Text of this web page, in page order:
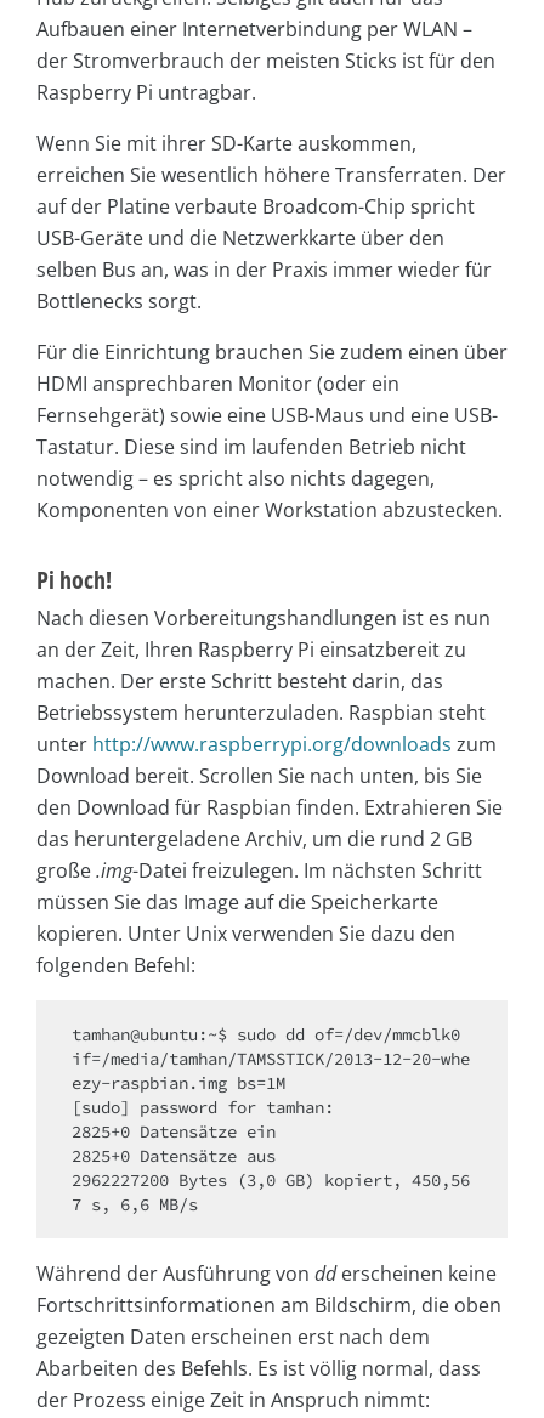
Aufbauen einer Internetverbindung per WLAN –
der Stromverbrauch der meisten Sticks ist für den
Raspberry Pi untragbar.
Wenn Sie mit ihrer SD-Karte auskommen,
erreichen Sie wesentlich höhere Transferraten. Der
auf der Platine verbaute Broadcom-Chip spricht
USB-Geräte und die Netzwerkkarte über den
selben Bus an, was in der Praxis immer wieder für
Bottlenecks sorgt.
Für die Einrichtung brauchen Sie zudem einen über
HDMI ansprechbaren Monitor (oder ein
Fernsehgerät) sowie eine USB-Maus und eine USB-
Tastatur. Diese sind im laufenden Betrieb nicht
notwendig – es spricht also nichts dagegen,
Komponenten von einer Workstation abzustecken.
Pi hoch!
Nach diesen Vorbereitungshandlungen ist es nun
an der Zeit, Ihren Raspberry Pi einsatzbereit zu
machen. Der erste Schritt besteht darin, das
Betriebssystem herunterzuladen. Raspbian steht
unter http://www.raspberrypi.org/downloads zum
Download bereit. Scrollen Sie nach unten, bis Sie
den Download für Raspbian finden. Ex­trahieren Sie
das heruntergeladene Archiv, um die rund 2 GB
große.img-Datei freizulegen. Im nächsten Schritt
müssen Sie das Image auf die Speicherkarte
kopieren. Unter Unix verwenden Sie dazu den
folgenden Befehl:
tamhan@ubuntu:~$ sudo dd of=/dev/mmcblk0
if=/media/tamhan/TAMSSTICK/2013-12-20-whe
ezy-raspbian.img bs=1M
[sudo] password for tamhan:
2825+0 Datensätze ein
2825+0 Datensätze aus
2962227200 Bytes (3,0 GB) kopiert, 450,56
7 s, 6,6 MB/s
Während der Ausführung von dderscheinen keine
Fortschrittsinformationen am Bildschirm, die oben
gezeigten Daten erscheinen erst nach dem
Abarbeiten des Befehls. Es ist völlig normal, dass
der Prozess einige Zeit in Anspruch nimmt: